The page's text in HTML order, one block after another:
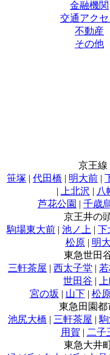
金融機関
交通アクセ
不動産
その他
京王線
笹塚 | 代田橋 | 明大前 |
|
上北沢 | 八
芦花公園 | 千歳
京王井の
駒場東大前 | 池ノ上 | 下
松原| 明
東急世田
三軒茶屋 | 西太子堂 |
世田谷 |
宮の坂 | 山下| 松
東急田園都
池尻大橋 | 三軒茶屋 |
用賀 | 二子
東急大井